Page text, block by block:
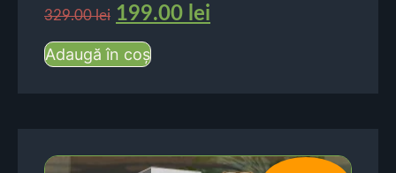
329.00lei 199.00 lei
Adaugă în coș